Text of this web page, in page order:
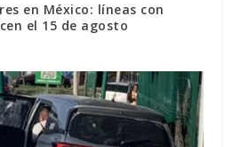
en México: líneas con
el 15 de agosto